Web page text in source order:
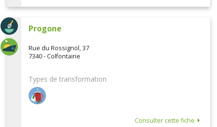
Progone
Rue du Rossignol, 37
7340 - Colfontaine
Types de transformation
Consulter cette fiche